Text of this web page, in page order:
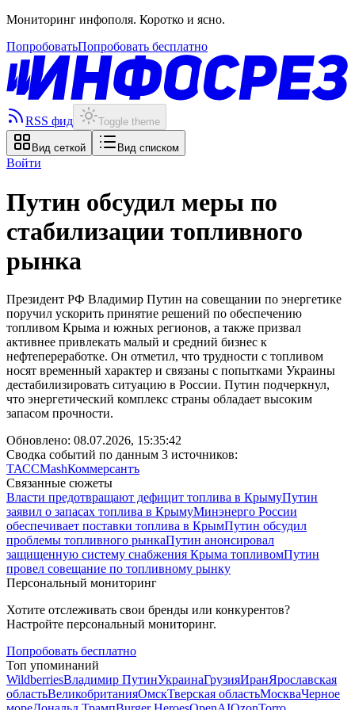
Мониторинг инфополя. Коротко и ясно.
ПопробоватьПопробовать бесплатно
RSS фид Toggle theme
Вид сеткой Вид списком
Войти
Путин обсудил меры по
стабилизации топливного
рынка
Президент РФ Владимир Путин на совещании по энергетике
поручил ускорить принятие решений по обеспечению
топливом Крыма и южных регионов, а также призвал
активнее привлекать малый и средний бизнес к
нефтепереработке. Он отметил, что трудности с топливом
носят временный характер и связаны с попытками Украины
дестабилизировать ситуацию в России. Путин подчеркнул,
что энергетический комплекс страны обладает высоким
запасом прочности.
Обновлено: 08.07.2026, 15:35:42
Сводка событий по данным 3 источников:
ТАССMashКоммерсантъ
Связанные сюжеты
Власти предотвращают дефицит топлива в КрымуПутин
заявил о запасах топлива в КрымуМинэнерго России
обеспечивает поставки топлива в КрымПутин обсудил
проблемы топливного рынкаПутин анонсировал
защищенную систему снабжения Крыма топливомПутин
провел совещание по топливному рынку
Персональный мониторинг
Хотите отслеживать свои бренды или конкурентов?
Настройте персональный мониторинг.
Попробовать бесплатно
Топ упоминаний
WildberriesВладимир ПутинУкраинаГрузияИранЯрославская
областьВеликобританияОмскТверская областьМоскваЧерное